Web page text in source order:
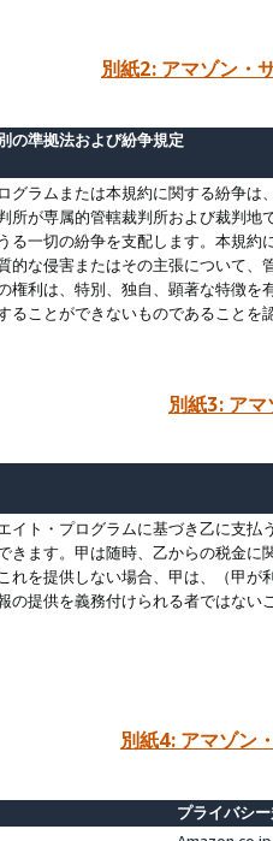
別紙2: アマゾン・
の準拠法および紛争規定
グラムまたは本規約に関する紛争
所が専属的管轄裁判所および裁判
る一切の紛争を支配します。本規
的な侵害またはその主張について
権利は、特別、独自、顕著な特徴
ることができないものであることを
別紙3: ア
イト・プログラムに基づき乙に支
きます。甲は随時、乙からの税金
れを提供しない場合、甲は、（甲
の提供を義務付けられる者ではな
別紙4: アマゾン
プライバシ